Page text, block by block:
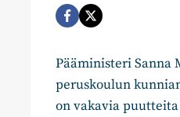
Pääministeri Sanna
peruskoulun
on vakavia